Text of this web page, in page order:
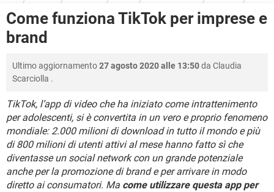
iOS WINDOWS 10
INSTAGRAM
HARDWARE
COVID-19
INTRATTENIMENTO ANDROID
INSTAGRAM WHATSAPP
HARDWARE
DOWNLOAD
COVID-19
iOS
INSTAGRAM WHATSAPP
TIKTOK FACEBOOK
HARDWARE
FORUM
COVID-19 GAMING
iOS WINDOWS 10
INSTAGRAM WHATSAPP
TIKTOK FACEBOOK
HARDWARE
GLOSSARIO
COVID-19 GAMING
INTRATTENIMENTO ANDROID
iOS WINDOWS 10
INSTAGRAM WHATSAPP
TIKTOK FACEBOOK
Come funziona TikTok per imprese e
brand
Ultimo aggiornamento27 agosto 2020 alle 13:50da Claudia
Scarciolla .
TikTok, l’app di video che ha iniziato come intrattenimento
per adolescenti, si è convertita in un vero e proprio fenomeno
mondiale: 2.000 milioni di download in tutto il mondo e più
di 800 milioni di utenti attivi al mese hanno fatto sì che
diventasse un social network con un grande potenziale
anche per la promozione di brand e per arrivare in modo
diretto ai consumatori. Ma come utilizzare questa app per